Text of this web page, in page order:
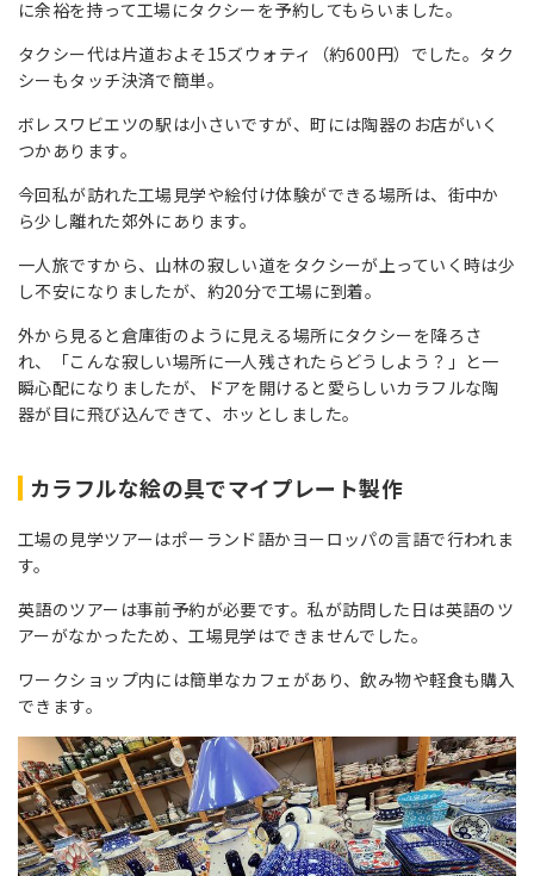
に余裕を持って工場にタクシーを予約してもらいました。
タクシー代は片道およそ15ズウォティ（約600円）でした。タク
シーもタッチ決済で簡単。
ボレスワビエツの駅は小さいですが、町には陶器のお店がいく
つかあります。
今回私が訪れた工場見学や絵付け体験ができる場所は、街中か
ら少し離れた郊外にあります。
一人旅ですから、山林の寂しい道をタクシーが上っていく時は少
し不安になりましたが、約20分で工場に到着。
外から見ると倉庫街のように見える場所にタクシーを降ろさ
れ、「こんな寂しい場所に一人残されたらどうしよう？」と一
瞬心配になりましたが、ドアを開けると愛らしいカラフルな陶
器が目に飛び込んできて、ホッとしました。
カラフルな絵の具でマイプレート製作
工場の見学ツアーはポーランド語かヨーロッパの言語で行われま
す。
英語のツアーは事前予約が必要です。私が訪問した日は英語のツ
アーがなかったため、工場見学はできませんでした。
ワークショップ内には簡単なカフェがあり、飲み物や軽食も購入
できます。